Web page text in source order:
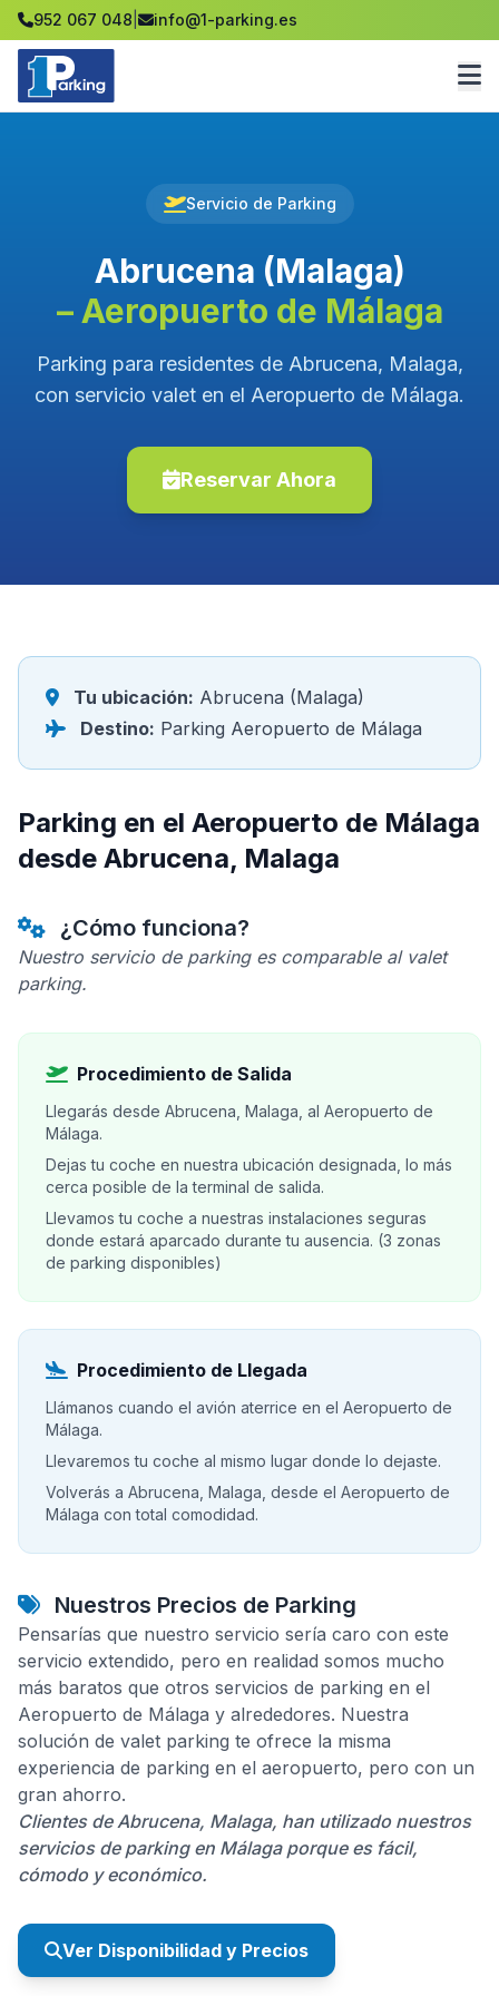
952 067 048 info@1-parking.es
Servicio de Parking
Abrucena (Malaga)
– Aeropuerto de Málaga
Parking para residentes de Abrucena, Malaga,
con servicio valet en el Aeropuerto de Málaga.
Reservar Ahora
Tu ubicación: Abrucena (Malaga)
Destino: Parking Aeropuerto de Málaga
Parking en el Aeropuerto de Málaga
desde Abrucena, Malaga
¿Cómo funciona?
Nuestro servicio de parking es comparable al valet
parking.
Procedimiento de Salida
Llegarás desde Abrucena, Malaga, al Aeropuerto de
Málaga.
Dejas tu coche en nuestra ubicación designada, lo más
cerca posible de la terminal de salida.
Llevamos tu coche a nuestras instalaciones seguras
donde estará aparcado durante tu ausencia. (3 zonas
de parking disponibles)
Procedimiento de Llegada
Llámanos cuando el avión aterrice en el Aeropuerto de
Málaga.
Llevaremos tu coche al mismo lugar donde lo dejaste.
Volverás a Abrucena, Malaga, desde el Aeropuerto de
Málaga con total comodidad.
Nuestros Precios de Parking
Pensarías que nuestro servicio sería caro con este
servicio extendido, pero en realidad somos mucho
más baratos que otros servicios de parking en el
Aeropuerto de Málaga y alrededores. Nuestra
solución de valet parking te ofrece la misma
experiencia de parking en el aeropuerto, pero con un
gran ahorro.
Clientes de Abrucena, Malaga, han utilizado nuestros
servicios de parking en Málaga porque es fácil,
cómodo y económico.
Ver Disponibilidad y Precios